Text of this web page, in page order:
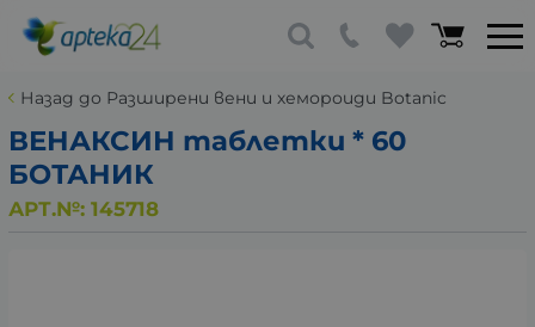
Назад до Разширени вени и хемороиди Botanic
ВЕНАКСИН таблетки * 60
БОТАНИК
АРТ.№: 145718